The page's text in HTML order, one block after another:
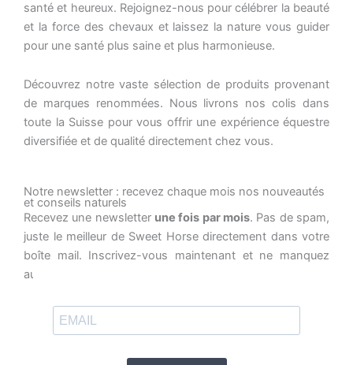
santé et heureux. Rejoignez-nous pour célébrer la beauté
et la force des chevaux et laissez la nature vous guider
pour une santé plus saine et plus harmonieuse.
Découvrez notre vaste sélection de produits provenant
de marques renommées. Nous livrons nos colis dans
toute la Suisse pour vous offrir une expérience équestre
diversifiée et de qualité directement chez vous.
Notre newsletter : recevez chaque mois nos nouveautés
et conseils naturels
Recevez une newsletter une fois par mois. Pas de spam,
juste le meilleur de Sweet Horse directement dans votre
boîte mail. Inscrivez-vous maintenant et ne manquez
aucune de nos actualités !